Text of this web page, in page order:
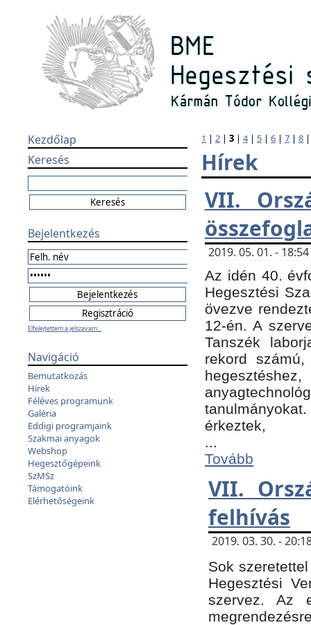
Kezdőlap
Keresés
Bejelentkezés
Elfelejtettem a jelszavam...
Navigáció
Bemutatkozás
Hírek
Féléves programunk
Galéria
Eddigi programjaink
Szakmai anyagok
Webshop
Hegesztőgépeink
SzMSz
Támogatóink
Elérhetőségeink
1 | 2 | 3 | 4| 5 | 6 | 7 | 8
Hírek
VII.
2019. 05. 01. -
Az idén 40.
Hegesztési
övezve
12-én. A
Tanszék
rekord
érkeztek,
...
Tovább
VII.
felhívás
2019. 03. 30. -
Sok
Hegesztési
szervez. Az